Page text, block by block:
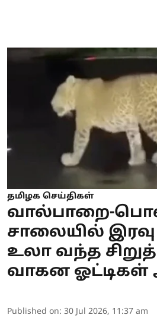
தமிழக செய்திகள்
வால்பாறை-
சாலையில் இரவு
உலா வந்த
வாகன ஓட்டிகள்
Published on: 30 Jul 2026, 11:37 am